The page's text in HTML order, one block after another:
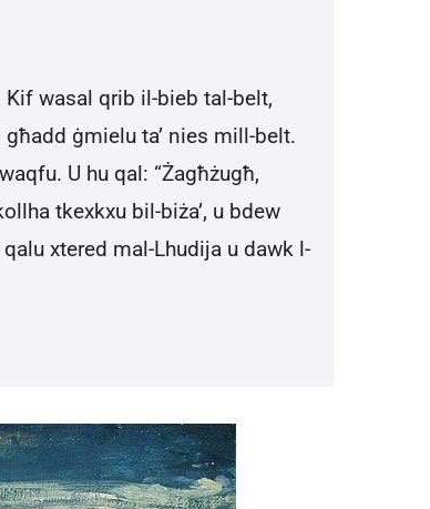
wasal qrib il-bieb tal-belt,
ġmielu ta’ nies mill-belt.
U hu qal: “Żagħżugħ,
tkexkxu bil-biża’, u bdew
xtered mal-Lhudija u dawk l-